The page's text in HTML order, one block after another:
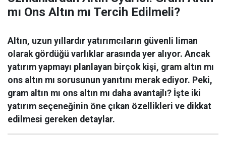
mı Ons Altın mı Tercih Edilmeli?
Altın, uzun yıllardır yatırımcıların güvenli liman
olarak gördüğü varlıklar arasında yer alıyor. Ancak
yatırım yapmayı planlayan birçok kişi, gram altın mı
ons altın mı sorusunun yanıtını merak ediyor. Peki,
gram altın mı ons altın mı daha avantajlı? İşte iki
yatırım seçeneğinin öne çıkan özellikleri ve dikkat
edilmesi gereken detaylar.